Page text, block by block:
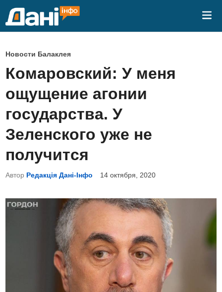
О
п
у
б
л
и
к
о
а
о
Новости Балаклея
Комаровский: У меня
ощущение агонии
государства. У
Зеленского уже не
получится
Автор Редакція Дані-Інфо 14 октября, 2020